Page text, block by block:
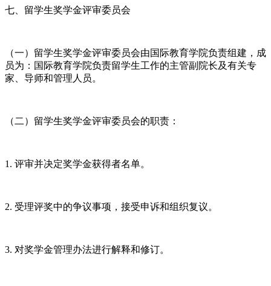
七、留学生奖学金评审委员会
（一）留学生奖学金评审委员会由国际教育学院负责组建，成
员为：国际教育学院负责留学生工作的主管副院长及有关专
家、导师和管理人员。
（二）留学生奖学金评审委员会的职责：
1. 评审并决定奖学金获得者名单。
2. 受理评奖中的争议事项，接受申诉和组织复议。
3. 对奖学金管理办法进行解释和修订。